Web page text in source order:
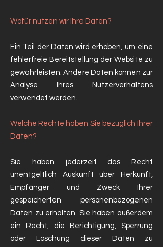
Wofür nutzen wir Ihre Daten?
Ein Teil der Daten wird erhoben, um eine
fehlerfreie Bereitstellung der Website zu
gewährleisten. Andere Daten können zur
Analyse Ihres Nutzerverhaltens
verwendet werden.
Welche Rechte haben Sie bezüglich Ihrer
Daten?
Sie haben jederzeit das Recht
unentgeltlich Auskunft über Herkunft,
Empfänger und Zweck Ihrer
gespeicherten personenbezogenen
Daten zu erhalten. Sie haben außerdem
ein Recht, die Berichtigung, Sperrung
oder Löschung dieser Daten zu